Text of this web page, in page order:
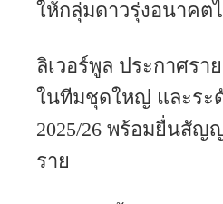
ให้กลุ่มดาวรุ่งอนาคต
ลิเวอร์พูล ประกาศรา
ในทีมชุดใหญ่ และระ
2025/26 พร้อมยื่นสัญ
ราย